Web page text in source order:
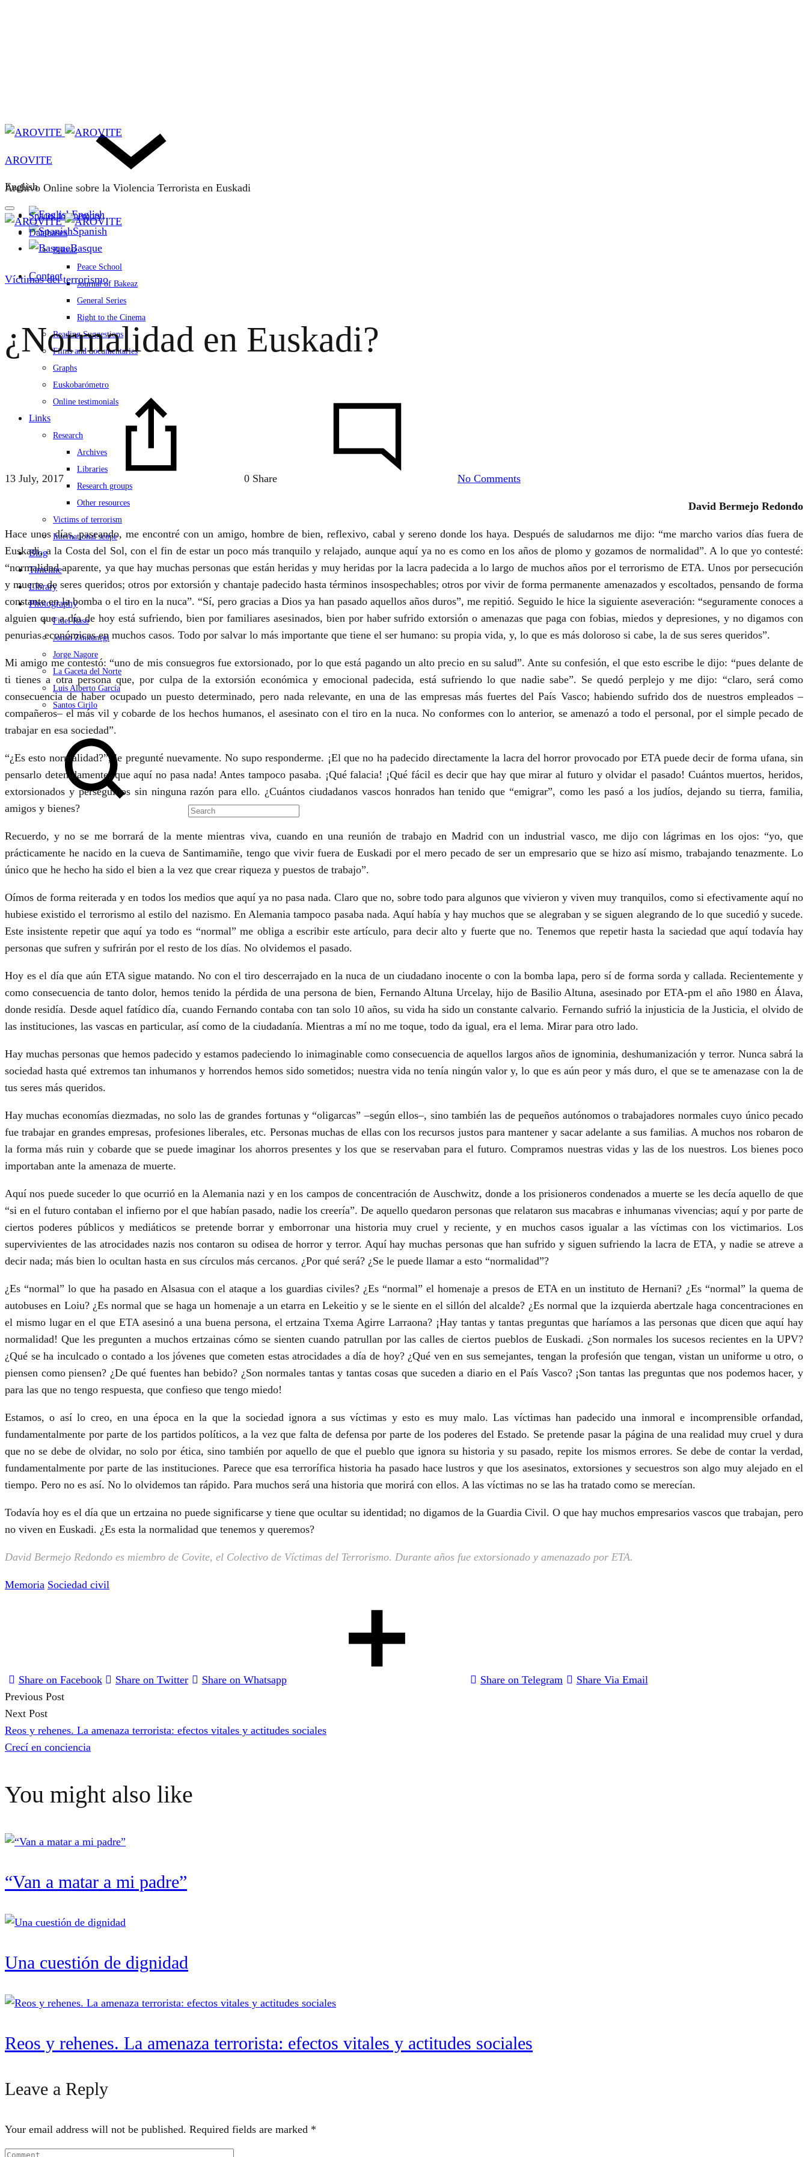
English
English
Spanish
Basque
Contact
AROVITE
Archivo Online sobre la Violencia Terrorista en Euskadi
Spaces for memory
Databases
Bakeaz
Peace School
Journal of Bakeaz
General Series
Right to the Cinema
Reading Suggestions
Films and documentaries
Graphs
Euskobarómetro
Online testimonials
Links
Research
Archives
Libraries
Research groups
Other resources
Victims of terrorism
International scope
Blog
Timeline
Library
Photography
Fidel Raso
Jonan Zinkunegi
Jorge Nagore
La Gaceta del Norte
Luis Alberto García
Santos Cirilo
Search
Víctimas del terrorismo
¿Normalidad en Euskadi?
13 July, 2017 0 Share No Comments
David Bermejo Redondo
Hace unos días, paseando, me encontré con un amigo, hombre de bien, reflexivo, cabal y sereno donde los haya. Después de saludarnos me dijo: “me marcho varios días fuera de
Euskadi, a la Costa del Sol, con el fin de estar un poco más tranquilo y relajado, aunque aquí ya no es como en los años de plomo y gozamos de normalidad”. A lo que yo contesté:
“normalidad aparente, ya que hay muchas personas que están heridas y muy heridas por la lacra padecida a lo largo de muchos años por el terrorismo de ETA. Unos por persecución
y muerte de seres queridos; otros por extorsión y chantaje padecido hasta términos insospechables; otros por vivir de forma permanente amenazados y escoltados, pensando de forma
constante en la bomba o el tiro en la nuca”. “Sí, pero gracias a Dios ya han pasado aquellos años duros”, me repitió. Seguido le hice la siguiente aseveración: “seguramente conoces a
alguien que a día de hoy está sufriendo, bien por familiares asesinados, bien por haber sufrido extorsión o amenazas que paga con fobias, miedos y depresiones, y no digamos con
penurias económicas en muchos casos. Todo por salvar lo más importante que tiene el ser humano: su propia vida, y, lo que es más doloroso si cabe, la de sus seres queridos”.
Mi amigo me contestó: “uno de mis consuegros fue extorsionado, por lo que está pagando un alto precio en su salud”. Ante su confesión, el que esto escribe le dijo: “pues delante de
ti tienes a otra persona que, por culpa de la extorsión económica y emocional padecida, está sufriendo lo que nadie sabe”. Se quedó perplejo y me dijo: “claro, será como
consecuencia de haber ocupado un puesto determinado, pero nada relevante, en una de las empresas más fuertes del País Vasco; habiendo sufrido dos de nuestros empleados –
compañeros– el más vil y cobarde de los hechos humanos, el asesinato con el tiro en la nuca. No conformes con lo anterior, se amenazó a todo el personal, por el simple pecado de
trabajar en esa sociedad”.
“¿Es esto normalidad?”, le pregunté nuevamente. No supo responderme. ¡El que no ha padecido directamente la lacra del horror provocado por ETA puede decir de forma ufana, sin
pensarlo detenidamente, que aquí no pasa nada! Antes tampoco pasaba. ¡Qué falacia! ¡Qué fácil es decir que hay que mirar al futuro y olvidar el pasado! Cuántos muertos, heridos,
extorsionados y perseguidos sin ninguna razón para ello. ¿Cuántos ciudadanos vascos honrados han tenido que “emigrar”, como les pasó a los judíos, dejando su tierra, familia,
amigos y bienes?
Recuerdo, y no se me borrará de la mente mientras viva, cuando en una reunión de trabajo en Madrid con un industrial vasco, me dijo con lágrimas en los ojos: “yo, que
prácticamente he nacido en la cueva de Santimamiñe, tengo que vivir fuera de Euskadi por el mero pecado de ser un empresario que se hizo así mismo, trabajando tenazmente. Lo
único que he hecho ha sido el bien a la vez que crear riqueza y puestos de trabajo”.
Oímos de forma reiterada y en todos los medios que aquí ya no pasa nada. Claro que no, sobre todo para algunos que vivieron y viven muy tranquilos, como si efectivamente aquí no
hubiese existido el terrorismo al estilo del nazismo. En Alemania tampoco pasaba nada. Aquí había y hay muchos que se alegraban y se siguen alegrando de lo que sucedió y sucede.
Este insistente repetir que aquí ya todo es “normal” me obliga a escribir este artículo, para decir alto y fuerte que no. Tenemos que repetir hasta la saciedad que aquí todavía hay
personas que sufren y sufrirán por el resto de los días. No olvidemos el pasado.
Hoy es el día que aún ETA sigue matando. No con el tiro descerrajado en la nuca de un ciudadano inocente o con la bomba lapa, pero sí de forma sorda y callada. Recientemente y
como consecuencia de tanto dolor, hemos tenido la pérdida de una persona de bien, Fernando Altuna Urcelay, hijo de Basilio Altuna, asesinado por ETA-pm el año 1980 en Álava,
donde residía. Desde aquel fatídico día, cuando Fernando contaba con tan solo 10 años, su vida ha sido un constante calvario. Fernando sufrió la injusticia de la Justicia, el olvido de
las instituciones, las vascas en particular, así como de la ciudadanía. Mientras a mí no me toque, todo da igual, era el lema. Mirar para otro lado.
Hay muchas personas que hemos padecido y estamos padeciendo lo inimaginable como consecuencia de aquellos largos años de ignominia, deshumanización y terror. Nunca sabrá la
sociedad hasta qué extremos tan inhumanos y horrendos hemos sido sometidos; nuestra vida no tenía ningún valor y, lo que es aún peor y más duro, el que se te amenazase con la de
tus seres más queridos.
Hay muchas economías diezmadas, no solo las de grandes fortunas y “oligarcas” –según ellos–, sino también las de pequeños autónomos o trabajadores normales cuyo único pecado
fue trabajar en grandes empresas, profesiones liberales, etc. Personas muchas de ellas con los recursos justos para mantener y sacar adelante a sus familias. A muchos nos robaron de
la forma más ruin y cobarde que se puede imaginar los ahorros presentes y los que se reservaban para el futuro. Compramos nuestras vidas y las de los nuestros. Los bienes poco
importaban ante la amenaza de muerte.
Aquí nos puede suceder lo que ocurrió en la Alemania nazi y en los campos de concentración de Auschwitz, donde a los prisioneros condenados a muerte se les decía aquello de que
“si en el futuro contaban el infierno por el que habían pasado, nadie los creería”. De aquello quedaron personas que relataron sus macabras e inhumanas vivencias; aquí y por parte de
ciertos poderes públicos y mediáticos se pretende borrar y emborronar una historia muy cruel y reciente, y en muchos casos igualar a las víctimas con los victimarios. Los
supervivientes de las atrocidades nazis nos contaron su odisea de horror y terror. Aquí hay muchas personas que han sufrido y siguen sufriendo la lacra de ETA, y nadie se atreve a
decir nada; más bien lo ocultan hasta en sus círculos más cercanos. ¿Por qué será? ¿Se le puede llamar a esto “normalidad”?
¿Es “normal” lo que ha pasado en Alsasua con el ataque a los guardias civiles? ¿Es “normal” el homenaje a presos de ETA en un instituto de Hernani? ¿Es “normal” la quema de
autobuses en Loiu? ¿Es normal que se haga un homenaje a un etarra en Lekeitio y se le siente en el sillón del alcalde? ¿Es normal que la izquierda abertzale haga concentraciones en
el mismo lugar en el que ETA asesinó a una buena persona, el ertzaina Txema Agirre Larraona? ¡Hay tantas y tantas preguntas que haríamos a las personas que dicen que aquí hay
normalidad! Que les pregunten a muchos ertzainas cómo se sienten cuando patrullan por las calles de ciertos pueblos de Euskadi. ¿Son normales los sucesos recientes en la UPV?
¿Qué se ha inculcado o contado a los jóvenes que cometen estas atrocidades a día de hoy? ¿Qué ven en sus semejantes, tengan la profesión que tengan, vistan un uniforme u otro, o
piensen como piensen? ¿De qué fuentes han bebido? ¿Son normales tantas y tantas cosas que suceden a diario en el País Vasco? ¡Son tantas las preguntas que nos podemos hacer, y
para las que no tengo respuesta, que confieso que tengo miedo!
Estamos, o así lo creo, en una época en la que la sociedad ignora a sus víctimas y esto es muy malo. Las víctimas han padecido una inmoral e incomprensible orfandad,
fundamentalmente por parte de los partidos políticos, a la vez que falta de defensa por parte de los poderes del Estado. Se pretende pasar la página de una realidad muy cruel y dura
que no se debe de olvidar, no solo por ética, sino también por aquello de que el pueblo que ignora su historia y su pasado, repite los mismos errores. Se debe de contar la verdad,
fundamentalmente por parte de las instituciones. Parece que esa terrorífica historia ha pasado hace lustros y que los asesinatos, extorsiones y secuestros son algo muy alejado en el
tiempo. Pero no es así. No lo olvidemos tan rápido. Para muchos será una historia que morirá con ellos. A las víctimas no se las ha tratado como se merecían.
Todavía hoy es el día que un ertzaina no puede significarse y tiene que ocultar su identidad; no digamos de la Guardia Civil. O que hay muchos empresarios vascos que trabajan, pero
no viven en Euskadi. ¿Es esta la normalidad que tenemos y queremos?
David Bermejo Redondo es miembro de Covite, el Colectivo de Víctimas del Terrorismo. Durante años fue extorsionado y amenazado por ETA.
Memoria Sociedad civil
Share on Facebook Share on Twitter Share on Whatsapp Share on Telegram Share Via Email
Post
navigation
Previous Post
Next Post
Reos y rehenes. La amenaza terrorista: efectos vitales y actitudes sociales
Crecí en conciencia
You might also like
“Van a matar a mi padre”
Una cuestión de dignidad
Reos y rehenes. La amenaza terrorista: efectos vitales y actitudes sociales
Leave a Reply
Your email address will not be published. Required fields are marked *